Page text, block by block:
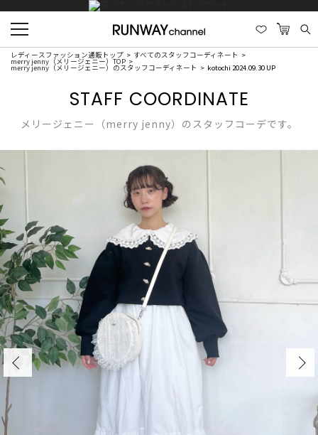
レディースファッション通販トップ すべてのスタッフコーディネート
merry jenny（メリージェニー）TOP
merry jenny（メリージェニー）のスタッフコーディネート kotochi 2024.09.30 UP
STAFF COORDINATE
メリージェニー（merry jenny）のスタッフコーデです。